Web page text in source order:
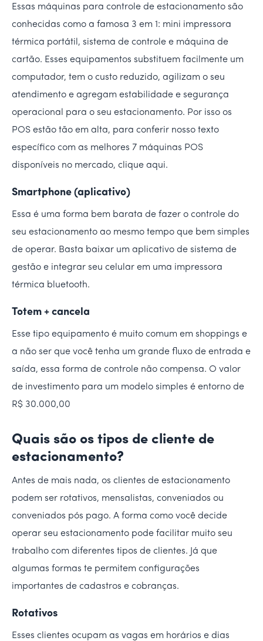
Essas máquinas para controle de estacionamento são
conhecidas como a famosa 3 em 1: mini impressora
térmica portátil, sistema de controle e máquina de
cartão. Esses equipamentos substituem facilmente um
computador, tem o custo reduzido, agilizam o seu
atendimento e agregam estabilidade e segurança
operacional para o seu estacionamento. Por isso os
POS estão tão em alta, para conferir nosso texto
específico com as melhores 7 máquinas POS
disponíveis no mercado, clique aqui.
Smartphone (aplicativo)
Essa é uma forma bem barata de fazer o controle do
seu estacionamento ao mesmo tempo que bem simples
de operar. Basta baixar um aplicativo de sistema de
gestão e integrar seu celular em uma impressora
térmica bluetooth.
Totem + cancela
Esse tipo equipamento é muito comum em shoppings e
a não ser que você tenha um grande fluxo de entrada e
saída, essa forma de controle não compensa. O valor
de investimento para um modelo simples é entorno de
R$ 30.000,00
Quais são os tipos de cliente de
estacionamento?
Antes de mais nada, os clientes de estacionamento
podem ser rotativos, mensalistas, conveniados ou
conveniados pós pago. A forma como você decide
operar seu estacionamento pode facilitar muito seu
trabalho com diferentes tipos de clientes. Já que
algumas formas te permitem configurações
importantes de cadastros e cobranças.
Rotativos
Esses clientes ocupam as vagas em horários e dias